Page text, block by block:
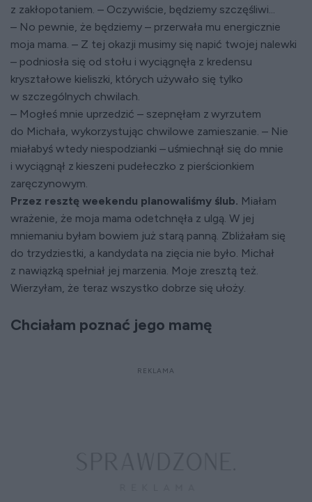
z zakłopotaniem. – Oczywiście, będziemy szczęśliwi...
– No pewnie, że będziemy – przerwała mu energicznie
moja mama. – Z tej okazji musimy się napić twojej nalewki
– podniosła się od stołu i wyciągnęła z kredensu
kryształowe kieliszki, których używało się tylko
w szczególnych chwilach.
– Mogłeś mnie uprzedzić – szepnęłam z wyrzutem
do Michała, wykorzystując chwilowe zamieszanie. – Nie
miałabyś wtedy niespodzianki – uśmiechnął się do mnie
i wyciągnął z kieszeni pudełeczko z pierścionkiem
zaręczynowym.
Przez resztę weekendu planowaliśmy ślub. Miałam
wrażenie, że moja mama odetchnęła z ulgą. W jej
mniemaniu byłam bowiem już starą panną. Zbliżałam się
do trzydziestki, a kandydata na zięcia nie było. Michał
z nawiązką spełniał jej marzenia. Moje zresztą też.
Wierzyłam, że teraz wszystko dobrze się ułoży.
Chciałam poznać jego mamę